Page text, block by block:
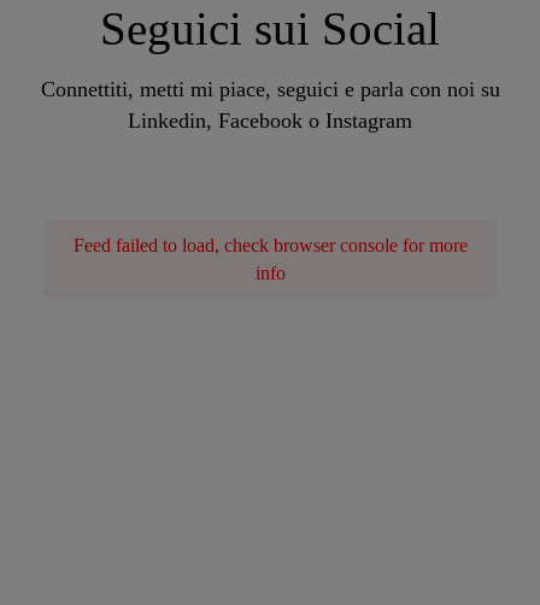
Seguici sui Social
Connettiti, metti mi piace, seguici e parla con noi su
Linkedin, Facebook o Instagram
Feed failed to load, check browser console for more
info